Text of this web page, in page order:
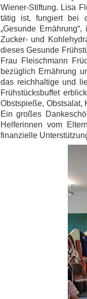
Wiener-Stiftung. Lisa
tätig ist, fungiert bei
„Gesunde
Zucker- und
dieses Gesunde
Frau Fleischmann
bezüglich Ernährung
das reichhaltige und
Frühstücksbuffet
Obstspieße, Obstsalat,
Ein großes
Helferinnen vom
finanzielle